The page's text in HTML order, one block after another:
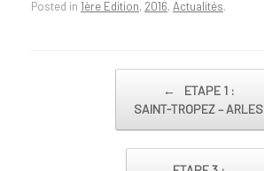
Posted in 1ère Edition, 2016, Actualités.
←
ETAPE 1 :
SAINT-TROPEZ – ARLES